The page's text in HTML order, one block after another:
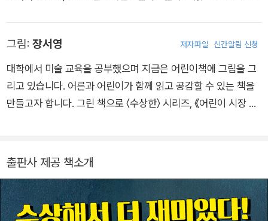
곤』 시리즈, 어린이 교양 『꼭꼭 씹어먹는 국어』 시리즈(전 5권)
등의 책이 있으며, 아동과 청소년 독자들에게 많은 사랑을 받고
있습니다.
그림: 장서영 저자파일 신간알림 신청
대학에서 미술 교육을 공부했으며 지금은 어린이책에 그림을 그
리고 있습니다. 어른과 어린이가 함께 읽고 공감할 수 있는 책을
만들고자 합니다. 그린 책으로 〈수상한〉 시리즈, 《어린이 시장 돌
등이 있습니다.
출판사 제공 책소개